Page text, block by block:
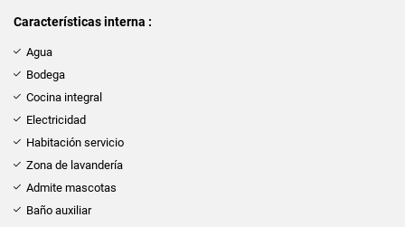
Características interna :
Agua
Bodega
Cocina integral
Electricidad
Habitación servicio
Zona de lavandería
Admite mascotas
Baño auxiliar